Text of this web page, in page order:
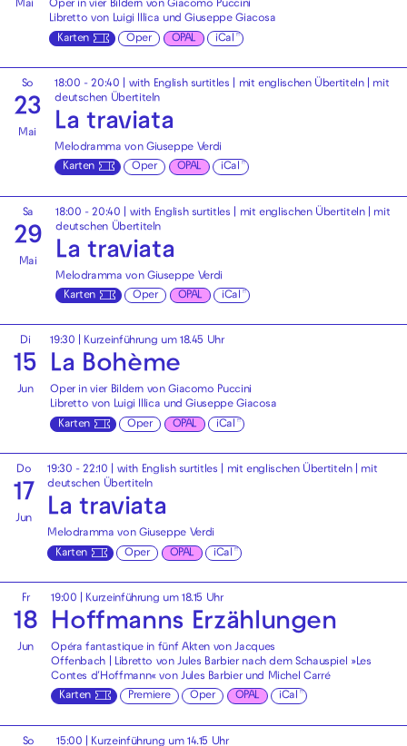
Mai
Oper in vier Bildern von Giacomo Puccini
Libretto von Luigi Illica und Giuseppe Giacosa
Karten
Oper OPAL iCal
So
23
Mai
18:00 - 20:40 with English surtitles | mit englischen Übertiteln| mit
deutschen Übertiteln
La traviata
Melodramma von Giuseppe Verdi
Karten
Oper OPAL iCal
Sa
29
Mai
18:00 - 20:40 with English surtitles | mit englischen Übertiteln| mit
deutschen Übertiteln
La traviata
Melodramma von Giuseppe Verdi
Karten
Oper OPAL iCal
Di
15
Jun
19:30 | Kurzeinführung um 18.45 Uhr
La Bohème
Oper in vier Bildern von Giacomo Puccini
Libretto von Luigi Illica und Giuseppe Giacosa
Karten
Oper OPAL iCal
Do
17
Jun
19:30 - 22:10 with English surtitles | mit englischen Übertiteln| mit
deutschen Übertiteln
La traviata
Melodramma von Giuseppe Verdi
Karten
Oper OPAL iCal
Fr
18
Jun
19:00 | Kurzeinführung um 18.15 Uhr
Hoffmanns Erzählungen
Opéra fantastique in fünf Akten von Jacques
Offenbach | Libretto von Jules Barbier nach dem Schauspiel »Les
Contes d′Hoffmann« von Jules Barbier und Michel Carré
Karten
Premiere Oper OPAL iCal
So 15:00 | Kurzeinführung um 14.15 Uhr